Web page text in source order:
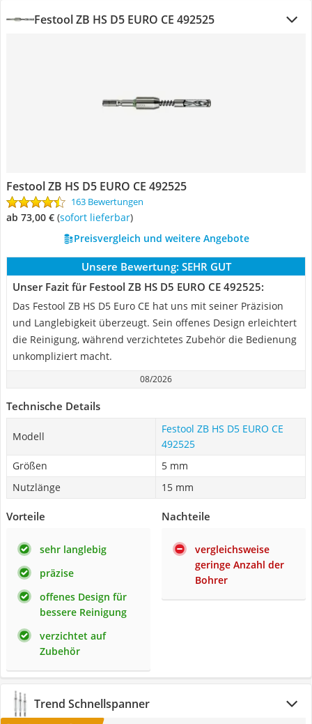
Festool ZB HS D5 EURO CE 492525
Festool ZB HS D5 EURO CE 492525
163 Bewertungen
ab 73,00 € ( Sofort lieferbar)
Preisvergleich und weitere Angebote
Unsere Bewertung: SEHR GUT
Unser Fazit für Festool ZB HS D5 EURO CE 492525:
Das Festool ZB HS D5 Euro CE hat uns mit seiner Präzision
und Langlebigkeit überzeugt. Sein offenes Design erleichtert
die Reinigung, während verzichtetes Zubehör die Bedienung
unkompliziert macht.
08/2026
Technische Details
Modell
Festool ZB HS D5 EURO CE
492525
Größen
5 mm
Nutzlänge
15 mm
Vorteile
sehr langlebig
präzise
offenes Design für
bessere Reinigung
verzichtet auf
Zubehör
Nachteile
vergleichsweise
geringe Anzahl der
Bohrer
Trend Schnellspanner